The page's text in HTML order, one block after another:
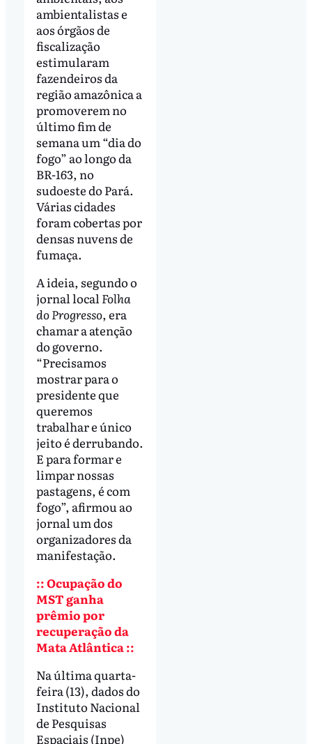
ambientalistas e
aos órgãos de
fiscalização
estimularam
fazendeiros da
região amazônica a
promoverem no
último fim de
semana um “dia do
fogo” ao longo da
BR-163, no
sudoeste do Pará.
Várias cidades
foram cobertas por
densas nuvens de
fumaça.
A ideia, segundo o
jornal localFolha
do Progresso, era
chamar a atenção
do governo.
“Precisamos
mostrar para o
presidente que
queremos
trabalhar e único
jeito é derrubando.
E para formar e
limpar nossas
pastagens, é com
fogo”, afirmou ao
jornal um dos
organizadores da
manifestação.
:: Ocupação do
MST ganha
prêmio por
recuperação da
Mata Atlântica ::
Na última quarta-
feira (13), dados do
Instituto Nacional
de Pesquisas
Espaciais (Inpe)